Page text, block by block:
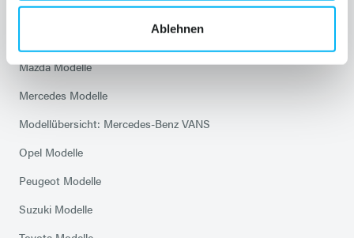
Ablehnen
Citroen Modelle
Mazda Modelle
Mercedes Modelle
Modellübersicht: Mercedes-Benz VANS
Opel Modelle
Peugeot Modelle
Suzuki Modelle